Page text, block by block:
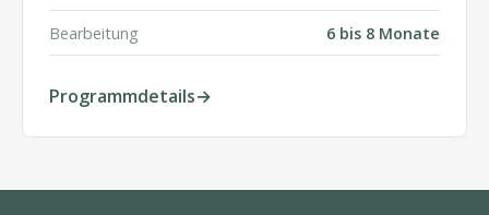
Bearbeitung 6 bis 8 Monate
Programmdetails